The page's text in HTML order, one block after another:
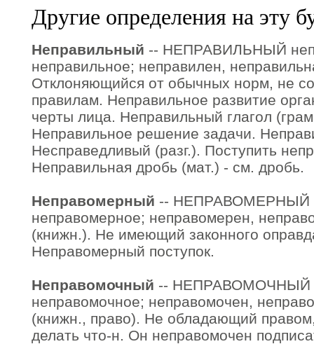
Другие определения на эту
Неправильный -- НЕПРАВИЛЬНЫЙ
неправильное; неправилен,
Отклоняющийся от обычных норм, не
правилам. Неправильное развитие
черты лица. Неправильный глагол
Неправильное решение задачи.
Несправедливый (разг.). Поступить
Неправильная дробь (мат.) - см. дробь.
Неправомерный -- НЕПРАВОМЕРНЫЙ
неправомерное; неправомерен,
(книжн.). Не имеющий законного
Неправомерный поступок.
Неправомочный -- НЕПРАВОМОЧНЫЙ
неправомочное; неправомочен,
(книжн., право). Не обладающий
делать что-н. Он неправомочен